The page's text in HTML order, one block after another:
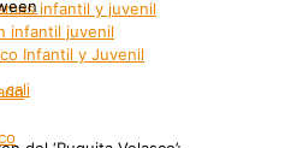
infantil y juvenil
infantil juvenil
Infantil y Juvenil